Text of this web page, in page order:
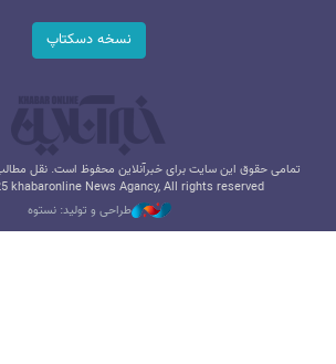
نسخه دسکتاپ
تمامی حقوق این سایت برای خبرآنلاین محفوظ است. نقل مطالب
khabaronline News Agancy, All rights reserved
طراحی و تولید: نستوه